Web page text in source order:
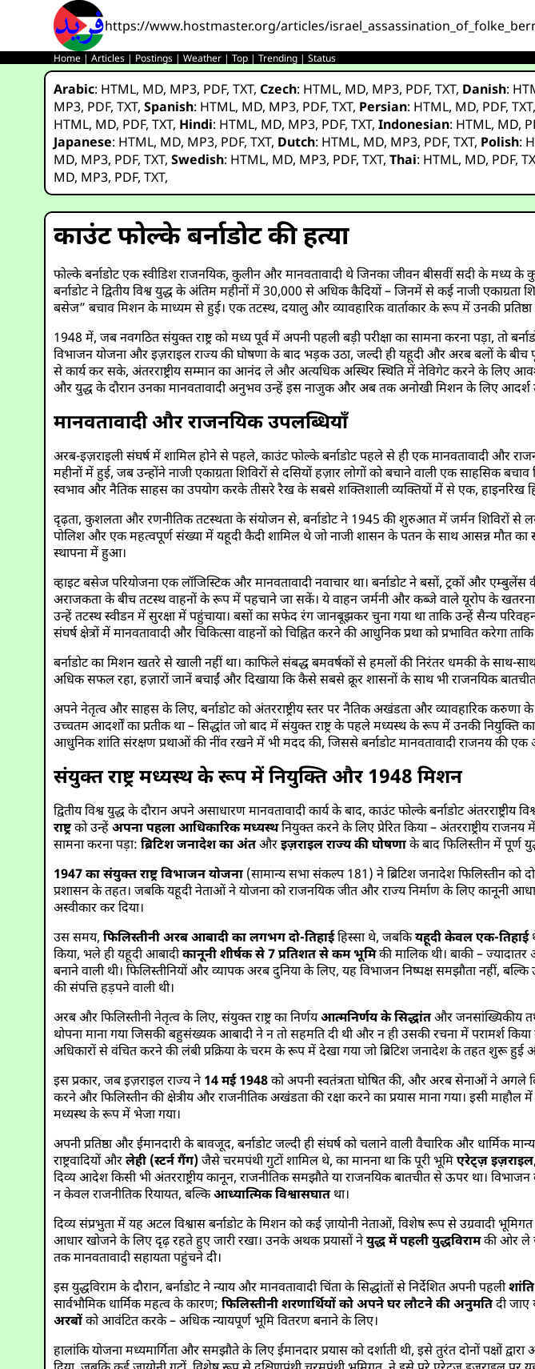
https://www.hostmaster.org/articles/
Home |Articles | Postings |Weather |Top |Trending |Status
Arabic: HTML, MD, MP3, PDF,TXT,Czech: HTML, MD, MP3, PDF,TXT, Danish:
MP3, PDF,TXT,Spanish: HTML, MD, MP3, PDF,TXT, Persian: HTML, MD, PDF,TXT,
HTML, MD, PDF,TXT, Hindi: HTML, MD, MP3, PDF,TXT,Indonesian: HTML, MD,
Japanese: HTML, MD, MP3, PDF,TXT, Dutch: HTML, MD, MP3, PDF,TXT, Polish:
MD, MP3, PDF,TXT,Swedish: HTML, MD, MP3, PDF,TXT,Thai: HTML, MD, PDF,
MD, MP3, PDF,TXT,
काउंट फोल्के बर्नाडोट की हत्या
फोल्के बर्नाडोट एक स्वीडिश राजनयिक, कुलीन और मानवतावादी थे जिनका जीवन बीसवीं सदी के
बर्नाडोट ने द्वितीय विश्व युद्ध के अंतिम महीनों में 30,000 से अधिक कैदियों – जिनमें से कई नाजी एकाग्रता
बसेज” बचाव मिशन के माध्यम से हुई। एक तटस्थ, दयालु और व्यावहारिक वार्ताकार के रूप में उनकी
1948 में, जब नवगठित संयुक्त राष्ट्र को मध्य पूर्व में अपनी पहली बड़ी परीक्षा का सामना करना पड़ा, तो
विभाजन योजना और इज़राइल राज्य की घोषणा के बाद भड़क उठा, जल्दी ही यहूदी और अरब बलों के बीच
से कार्य कर सके, अंतरराष्ट्रीय सम्मान का आनंद ले और अत्यधिक अस्थिर स्थिति में नेविगेट करने के लिए
और युद्ध के दौरान उनका मानवतावादी अनुभव उन्हें इस नाजुक और अब तक अनोखी मिशन के लिए आदर्श
मानवतावादी और राजनयिक उपलब्धियाँ
अरब-इज़राइली संघर्ष में शामिल होने से पहले, काउंट फोल्के बर्नाडोट पहले से ही एक मानवतावादी और
महीनों में हुई, जब उन्होंने नाजी एकाग्रता शिविरों से दसियों हज़ार लोगों को बचाने वाली एक साहसिक
स्वभाव और नैतिक साहस का उपयोग करके तीसरे रैख के सबसे शक्तिशाली व्यक्तियों में से एक, हाइनरिख
दृढ़ता, कुशलता और रणनीतिक तटस्थता के संयोजन से, बर्नाडोट ने 1945 की शुरुआत में जर्मन शिविरों से
पोलिश और एक महत्वपूर्ण संख्या में यहूदी कैदी शामिल थे जो नाजी शासन के पतन के साथ आसन्न मौत का
स्थापना में हुआ।
व्हाइट बसेज परियोजना एक लॉजिस्टिक और मानवतावादी नवाचार था। बर्नाडोट ने बसों, ट्रकों और
अराजकता के बीच तटस्थ वाहनों के रूप में पहचाने जा सकें। ये वाहन जर्मनी और कब्जे वाले यूरोप के
उन्हें तटस्थ स्वीडन में सुरक्षा में पहुंचाया। बसों का सफेद रंग जानबूझकर चुना गया था ताकि उन्हें सैन्य
संघर्ष क्षेत्रों में मानवतावादी और चिकित्सा वाहनों को चिह्नित करने की आधुनिक प्रथा को प्रभावित करेगा
बर्नाडोट का मिशन खतरे से खाली नहीं था। काफिले संबद्ध बमवर्षकों से हमलों की निरंतर धमकी के साथ-
अधिक सफल रहा, हज़ारों जानें बचाईं और दिखाया कि कैसे सबसे क्रूर शासनों के साथ भी राजनयिक बातचीत
अपने नेतृत्व और साहस के लिए, बर्नाडोट को अंतरराष्ट्रीय स्तर पर नैतिक अखंडता और व्यावहारिक करुणा
उच्चतम आदर्शों का प्रतीक था – सिद्धांत जो बाद में संयुक्त राष्ट्र के पहले मध्यस्थ के रूप में उनकी नियुक्ति
आधुनिक शांति संरक्षण प्रथाओं की नींव रखने में भी मदद की, जिससे बर्नाडोट मानवतावादी राजनय की एक
संयुक्त राष्ट्र मध्यस्थ के रूप में नियुक्ति और 1948 मिशन
द्वितीय विश्व युद्ध के दौरान अपने असाधारण मानवतावादी कार्य के बाद, काउंट फोल्के बर्नाडोट
राष्ट्रको उन्हेंअपना पहला आधिकारिक मध्यस्थनियुक्त करने के लिए प्रेरित किया – अंतरराष्ट्रीय
सामना करना पड़ा:ब्रिटिश जनादेश का अंतऔरइज़राइल राज्य की घोषणाके बाद फिलिस्तीन में पूर्ण
1947 का संयुक्त राष्ट्र विभाजन योजना (सामान्य सभा संकल्प 181) ने ब्रिटिश जनादेश फिलिस्तीन को
प्रशासन के तहत। जबकि यहूदी नेताओं ने योजना को राजनयिक जीत और राज्य निर्माण के लिए कानूनी
अस्वीकार कर दिया।
उस समय,फिलिस्तीनी अरब आबादी का लगभग दो-तिहाईहिस्सा थे, जबकियहूदी केवल एक-तिहाई
किया, भले ही यहूदी आबादीकानूनी शीर्षक से 7 प्रतिशत से कम भूमिकी मालिक थी। बाकी –
बनाने वाली थी। फिलिस्तीनियों और व्यापक अरब दुनिया के लिए, यह विभाजन निष्पक्ष समझौता नहीं,
की संपत्ति हड़पने वाली थी।
अरब और फिलिस्तीनी नेतृत्व के लिए, संयुक्त राष्ट्र का निर्णयआत्मनिर्णय के सिद्धांतऔर जनसांख्यिकीय
थोपना माना गया जिसकी बहुसंख्यक आबादी ने न तो सहमति दी थी और न ही उसकी रचना में परामर्श किया
अधिकारों से वंचित करने की लंबी प्रक्रिया के चरम के रूप में देखा गया जो ब्रिटिश जनादेश के तहत शुरू हुई
इस प्रकार, जब इज़राइल राज्य ने14 मई 1948को अपनी स्वतंत्रता घोषित की, और अरब सेनाओं ने अगले
करने और फिलिस्तीन की क्षेत्रीय और राजनीतिक अखंडता की रक्षा करने का प्रयास माना गया। इसी
मध्यस्थ के रूप में भेजा गया।
अपनी प्रतिष्ठा और ईमानदारी के बावजूद, बर्नाडोट जल्दी ही संघर्ष को चलाने वाली वैचारिक और धार्मिक
राष्ट्रवादियों औरलेही (स्टर्न गैंग)जैसे चरमपंथी गुटों शामिल थे, का मानना था कि पूरी भूमिएरेट्ज़ इज़राइल
दिव्य आदेश किसी भी अंतरराष्ट्रीय कानून, राजनीतिक समझौते या राजनयिक बातचीत से ऊपर था।
न केवल राजनीतिक रियायत, बल्किआध्यात्मिक विश्वासघातथा।
दिव्य संप्रभुता में यह अटल विश्वास बर्नाडोट के मिशन को कई ज़ायोनी नेताओं, विशेष रूप से उग्रवादी
आधार खोजने के लिए दृढ़ रहते हुए जारी रखा। उनके अथक प्रयासों नेयुद्ध में पहली युद्धविरामकी ओर ले
तक मानवतावादी सहायता पहुंचने दी।
इस युद्धविराम के दौरान, बर्नाडोट ने न्याय और मानवतावादी चिंता के सिद्धांतों से निर्देशित अपनी पहली
सार्वभौमिक धार्मिक महत्व के कारण;फिलिस्तीनी शरणार्थियों को अपने घर लौटने की अनुमतिदी जाए
अरबोंको आवंटित करके – अधिक न्यायपूर्ण भूमि वितरण बनाने के लिए।
हालांकि योजना मध्यमार्गिता और समझौते के लिए ईमानदार प्रयास को दर्शाती थी, इसे तुरंत दोनों पक्षों